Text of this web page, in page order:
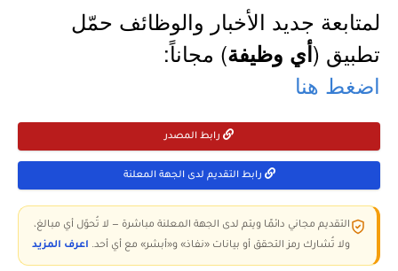
لمتابعة جديد الأخبار والوظائف حمّل
تطبيق (أي وظيفة) مجاناً:
اضغط هنا
رابط المصدر
رابط التقديم لدى الجهة المعلنة
التقديم مجاني دائمًا ويتم لدى الجهة المعلنة مباشرة — لا تُحوّل أي مبالغ،
ولا تُشارك رمز التحقق أو بيانات «نفاذ» و«أبشر» مع أي أحد. اعرف المزيد